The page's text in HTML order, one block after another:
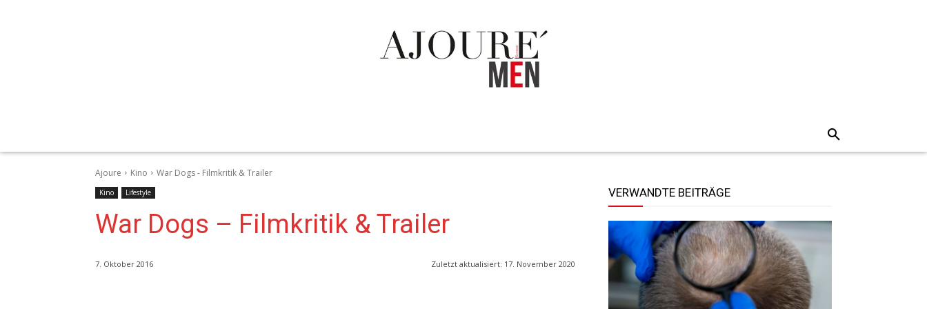
Ajoure Kino War Dogs - Filmkritik & Trailer
Kino Lifestyle
War Dogs – Filmkritik & Trailer
7. Oktober 2016 Zuletzt aktualisiert: 17. November 2020
VERWANDTE BEITRÄGE